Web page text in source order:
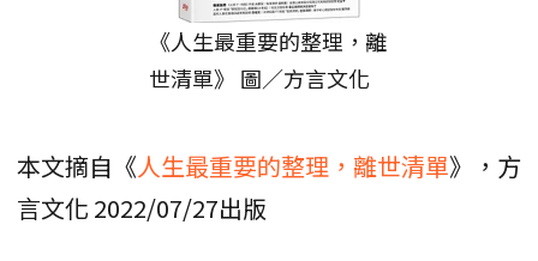
《人生最重要的整理，離
世清單》 圖／方言文化
本文摘自《人生最重要的整理，離世清單》，方
言文化 2022/07/27出版